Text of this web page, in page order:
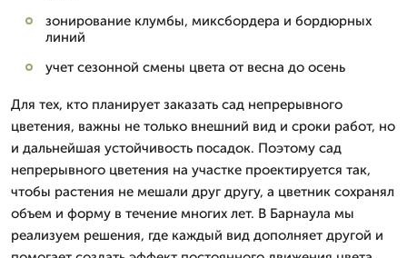
зонирование клумбы, миксбордера и бордюрных
линий
учет сезонной смены цвета от весна до осень
Для тех, кто планирует заказать сад непрерывного
цветения, важны не только внешний вид и сроки работ, но
и дальнейшая устойчивость посадок. Поэтому сад
непрерывного цветения на участке проектируется так,
чтобы растения не мешали друг другу, а цветник сохранял
объем и форму в течение многих лет. В Барнаула мы
реализуем решения, где каждый вид дополняет другой и